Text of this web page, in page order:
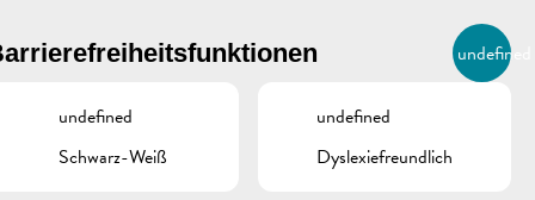
DE
BIERGER.REMICH.LU
undefined
undefined
Schwarz-Weiß
undefined
Dyslexiefreundlich